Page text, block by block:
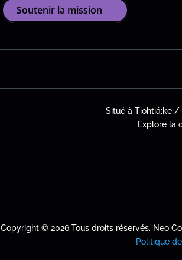
Soutenir la mission
Situé à Tiohtiá:ke /
Explore la
Copyright © 2026 Tous droits réservés. Neo
Politique